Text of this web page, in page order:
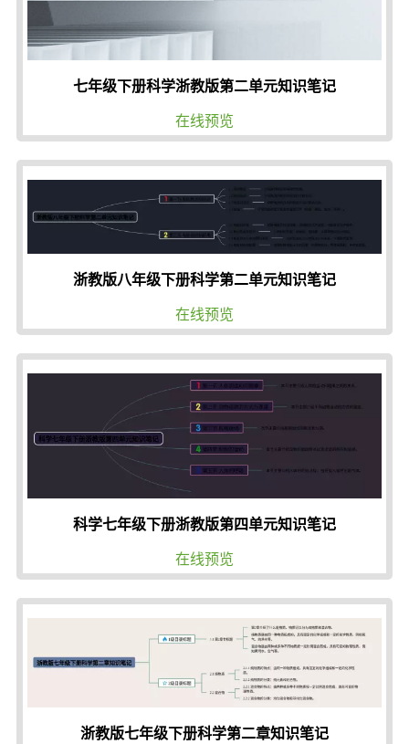
七年级下册科学浙教版第二单元知识笔记
在线预览
浙教版八年级下册科学第二单元知识笔记
在线预览
科学七年级下册浙教版第四单元知识笔记
在线预览
浙教版七年级下册科学第二章知识笔记